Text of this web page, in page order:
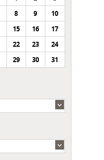
8 9
10
15 16
17
22 23
24
29 30 31